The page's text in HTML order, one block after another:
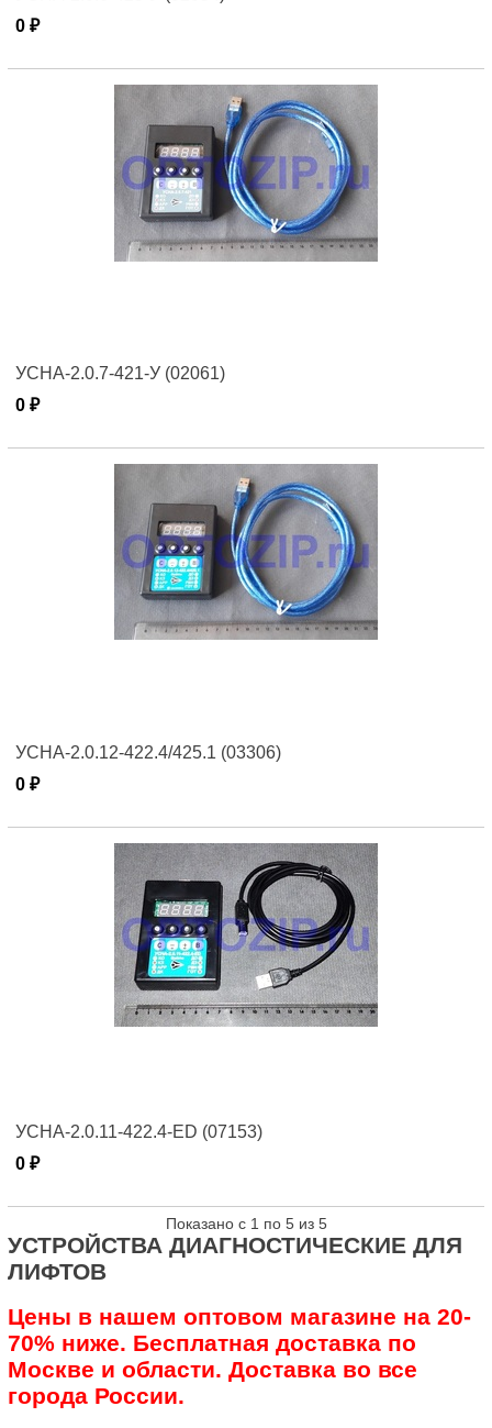
0 ₽
УСНА-2.0.7-421-У (02061)
0 ₽
УСНА-2.0.12-422.4/425.1 (03306)
0 ₽
УСНА-2.0.11-422.4-ED (07153)
0 ₽
Показано с 1 по 5 из 5
УСТРОЙСТВА ДИАГНОСТИЧЕСКИЕ ДЛЯ
ЛИФТОВ
Цены в нашем оптовом магазине на 20-
70% ниже. Бесплатная доставка по
Москве и области. Доставка во все
города России.